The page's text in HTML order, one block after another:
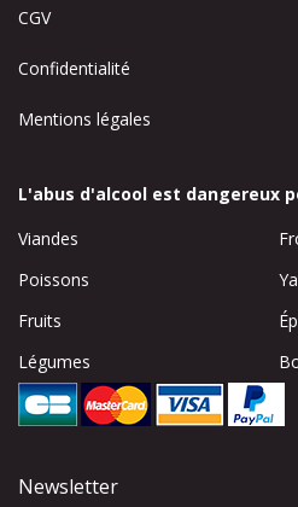
CGV
Confidentialité
Mentions légales
L'abus d'alcool est dangereux
Viandes
Poissons
Fruits
Légumes
Newsletter